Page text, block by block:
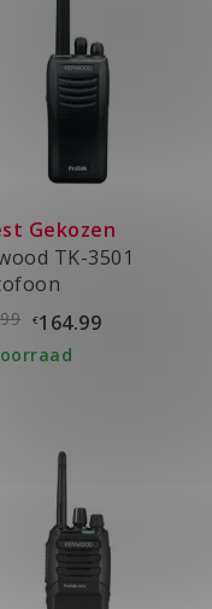
Gekozen
TK-3501
€164.99